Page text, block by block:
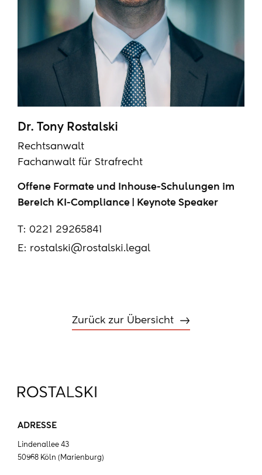
Dr. Tony Rostalski
Rechtsanwalt
Fachanwalt für Strafrecht
Offene Formate und Inhouse-Schulungen im
Bereich KI-Compliance | Keynote Speaker
T: 0221 29265841
E: rostalski@rostalski.legal
Zurück zur Übersicht
ADRESSE
Lindenallee 43
50968 Köln (Marienburg)